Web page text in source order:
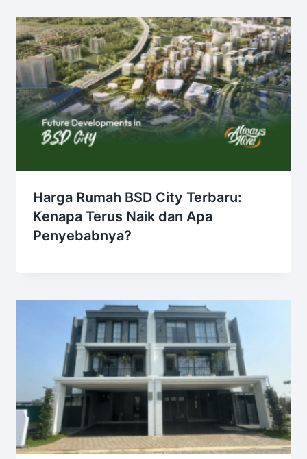
Harga Rumah BSD City Terbaru:
Kenapa Terus Naik dan Apa
Penyebabnya?